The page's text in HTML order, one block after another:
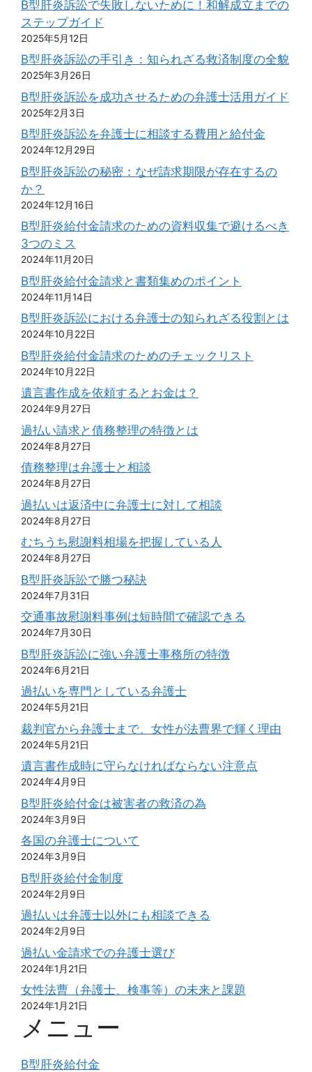
B型肝炎訴訟で失敗しないために！和解成立までの
ステップガイド
2025年5月12日
B型肝炎訴訟の手引き：知られざる救済制度の全貌
2025年3月26日
B型肝炎訴訟を成功させるための弁護士活用ガイド
2025年2月3日
B型肝炎訴訟を弁護士に相談する費用と給付金
2024年12月29日
B型肝炎訴訟の秘密：なぜ請求期限が存在するの
か？
2024年12月16日
B型肝炎給付金請求のための資料収集で避けるべき
3つのミス
2024年11月20日
B型肝炎給付金請求と書類集めのポイント
2024年11月14日
B型肝炎訴訟における弁護士の知られざる役割とは
2024年10月22日
B型肝炎給付金請求のためのチェックリスト
2024年10月22日
遺言書作成を依頼するとお金は？
2024年9月27日
過払い請求と債務整理の特徴とは
2024年8月27日
債務整理は弁護士と相談
2024年8月27日
過払いは返済中に弁護士に対して相談
2024年8月27日
むちうち慰謝料相場を把握している人
2024年8月27日
B型肝炎訴訟で勝つ秘訣
2024年7月31日
交通事故慰謝料事例は短時間で確認できる
2024年7月30日
B型肝炎訴訟に強い弁護士事務所の特徴
2024年6月21日
過払いを専門としている弁護士
2024年5月21日
裁判官から弁護士まで、女性が法曹界で輝く理由
2024年5月21日
遺言書作成時に守らなければならない注意点
2024年4月9日
B型肝炎給付金は被害者の救済の為
2024年3月9日
各国の弁護士について
2024年3月9日
B型肝炎給付金制度
2024年2月9日
過払いは弁護士以外にも相談できる
2024年2月9日
過払い金請求での弁護士選び
2024年1月21日
女性法曹（弁護士、検事等）の未来と課題
2024年1月21日
メニュー
B型肝炎給付金